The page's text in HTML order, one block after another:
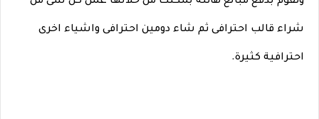
شراء قالب احترافى ثم شاء دومين احترافى واشياء اخرى
احترافية كثيرة.